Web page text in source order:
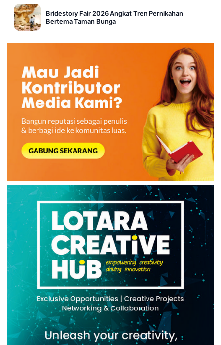
Bridestory Fair 2026 Angkat Tren Pernikahan
Bertema Taman Bunga